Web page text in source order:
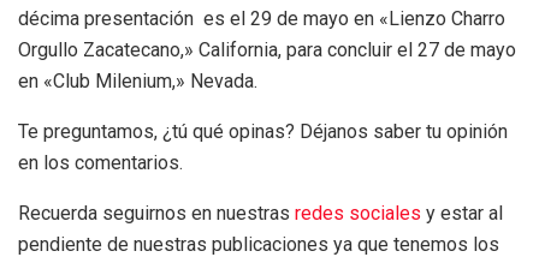
décima presentación es el 29 de mayo en «Lienzo Charro
Orgullo Zacatecano,» California, para concluir el 27 de mayo
en «Club Milenium,» Nevada.
Te preguntamos, ¿tú qué opinas? Déjanos saber tu opinión
en los comentarios.
Recuerda seguirnos en nuestras redes sociales y estar al
pendiente de nuestras publicaciones ya que tenemos los